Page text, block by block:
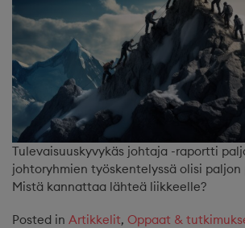
Tulevaisuuskyvykäs johtaja -raportti
johtoryhmien työskentelyssä olisi
Mistä kannattaa lähteä liikkeelle?
Posted in Artikkelit, Oppaat &